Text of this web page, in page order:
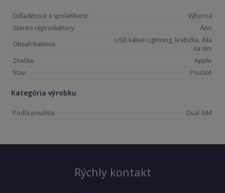
Odladěnost a spoľahlivost:
Výborná
Stereo reproduktory:
Áno
Obsah balenia:
USB kábel Lightning, krabička, ihla
na sim
Značka:
Apple
Stav:
Použité
Kategória výrobku
Podľa použitia: Dual SIM
Rýchly kontakt